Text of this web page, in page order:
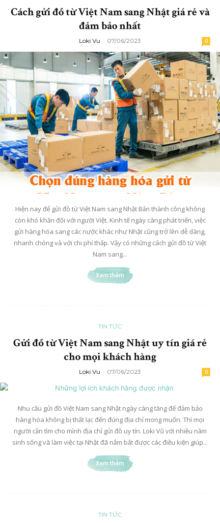
Cách gửi đồ từ Việt Nam sang Nhật giá rẻ và
đảm bảo nhất
Loki Vu - 07/06/2023 0
Hiện nay để gửi đồ từ Việt Nam sang Nhật Bản thành công không
còn khó khăn đối với người Việt. Kinh tế ngày càng phát triển, việc
gửi hàng hóa sang các nước khác như Nhật cũng trở lên dễ dàng,
nhanh chóng và với chi phí thấp. Vậy có những cách gửi đồ từ Việt
Nam sang...
Xem thêm
TIN TỨC
Gửi đồ từ Việt Nam sang Nhật uy tín giá rẻ
cho mọi khách hàng
Loki Vu - 07/06/2023 0
Nhu cầu gửi đồ Việt Nam sang Nhật ngày càng tăng để đảm bảo
hàng hóa không bị thất lạc đến đúng địa chỉ mong muốn. Thì mọi
người cần tìm cho mình địa chỉ gửi đồ uy tín. Loki Vũ với nhiều năm
sinh sống và làm việc tại Nhật đã nắm bắt được các điều kiện giúp...
Xem thêm
TIN TỨC